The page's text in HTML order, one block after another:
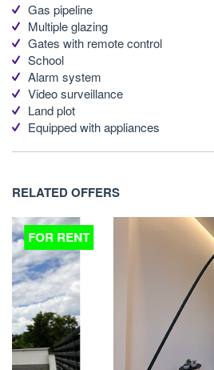
Gas pipeline
Multiple glazing
Gates with remote control
School
Alarm system
Video surveillance
Land plot
Equipped with appliances
RELATED OFFERS